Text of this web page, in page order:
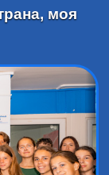
моя